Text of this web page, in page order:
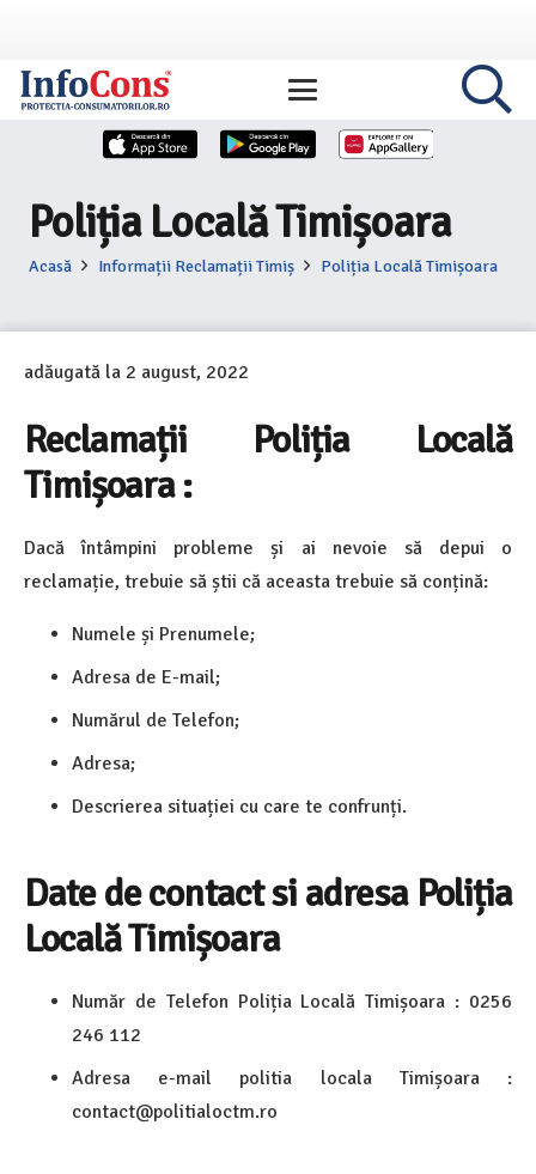
Poliția Locală Timișoara
Acasă Informații Reclamații Timiș Poliția Locală Timișoara
adăugată la 2 august, 2022
Reclamații Poliția Locală
Timișoara :
Dacă întâmpini probleme și ai nevoie să depui o
reclamație, trebuie să știi că aceasta trebuie să conțină:
Numele și Prenumele;
Adresa de E-mail;
Numărul de Telefon;
Adresa;
Descrierea situației cu care te confrunți.
Date de contact si adresa Poliția
Locală Timișoara
Număr de Telefon Poliția Locală Timișoara : 0256
246 112
Adresa e-mail politia locala Timișoara :
contact@politialoctm.ro